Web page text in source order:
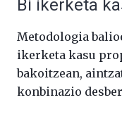
Bi ikerketa
Metodologia
ikerketa kasu
bakoitzean,
konbinazio